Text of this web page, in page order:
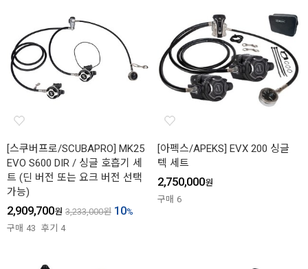
[스쿠버프로/SCUBAPRO] MK25
EVO S600 DIR / 싱글 호흡기 세
트 (딘 버전 또는 요크 버전 선택
가능)
2,909,700원 3,233,000원 10%
구매 43 후기 4
[아펙스/APEKS] EVX 200 싱글
텍 세트
2,750,000원
구매 6